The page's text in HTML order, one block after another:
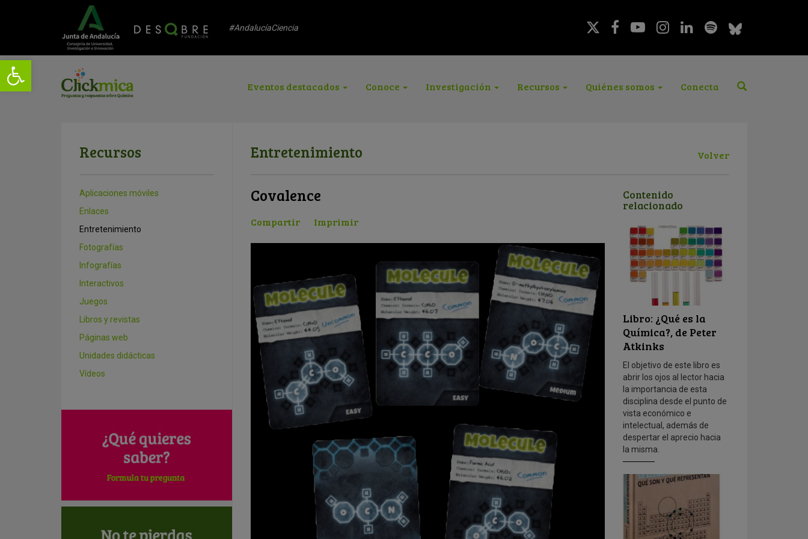
#AndalucíaCiencia
Eventos destacados Conoce Investigación Recursos Quiénes somos Conecta
Recursos
Aplicaciones móviles
Enlaces
Entretenimiento
Fotografías
Infografías
Interactivos
Juegos
Libros y revistas
Páginas web
Unidades didácticas
Vídeos
Entretenimiento Volver
Covalence
Compartir Imprimir
Contenido
relacionado
Libro: ¿Qué es la
Química?, de Peter
Atkinks
El objetivo de este libro es
abrir los ojos al lector hacia
la importancia de esta
disciplina desde el punto de
vista económico e
intelectual, además de
despertar el aprecio hacia
la misma.